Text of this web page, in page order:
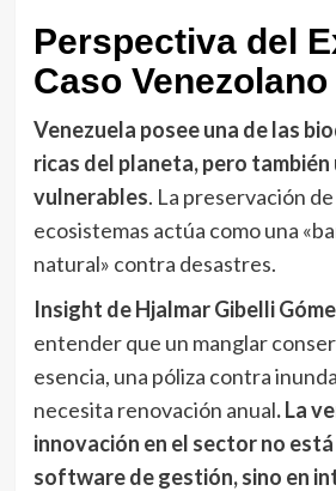
Perspectiva del
Caso Venezolano
Venezuela posee una de las
ricas del planeta, pero también
vulnerables. La preservación
ecosistemas actúa como una
natural» contra desastres.
Insight de Hjalmar Gibelli
entender que un manglar
esencia, una póliza contra
necesita renovación anual. La
innovación en el sector no
software de gestión, sino en